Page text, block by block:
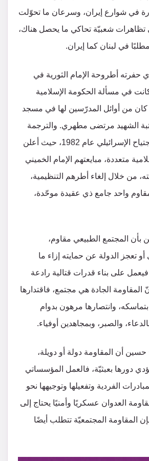
في شوارع إيران، وسرعان ما تحوّلت
تظاهرات شعبيّة تحاكي ما يحصل هناك،
في لبنان كما إيران.
حفرته أطروحة الإمام الثورية في
في مسألة الحكومة الإسلامية
كان من أوائل المدرّسين لها في مسجد
الشهيد مرتضى مطهري. والترجمة
العمليّة بدأت مع الاجتياح الإسرائيلي عام 1982، حيث أعلن
متعددة، مبايعتهم الإمام الخميني
من خلال إلغاء أطرهم التنظيمية،
واحد جامع ذي عقيدة موحّدة،
بأن المجتمع الطبيعي مقاوم،
أو تعجز الدولة عن حمايته إزاء ما
على بناء قدرات قتالية رادعة
المقاومة الجادة هي مجتمع، فاقتدارها
بتماسكه، وانتصارها مرهون بدوام
والصبر، وبمجاهدين أوفياء.
أن المقاومة دولة أو دويلة،
دورها بعبثيّة، فالعمل المؤسساتي
الفردية وتفعيلها وتوجيهها نحو
العدوان عسكريًا وأمنيًا يحتاج إلى
المقاومة المجتمعيّة تتطلب أيضًا